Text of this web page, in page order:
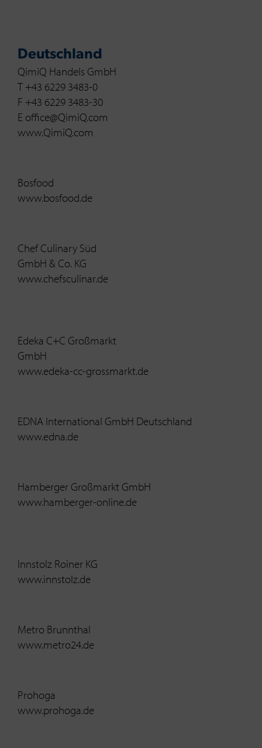
Deutschland
QimiQ Handels GmbH
T +43 6229 3483-0
F +43 6229 3483-30
E office@QimiQ.com
www.QimiQ.com
Bosfood
www.bosfood.de
Chef Culinary Süd
GmbH & Co. KG
www.chefsculinar.de
Edeka C+C Großmarkt
GmbH
www.edeka-cc-grossmarkt.de
EDNA International GmbH Deutschland
www.edna.de
Hamberger Großmarkt GmbH
www.hamberger-online.de
Innstolz Roiner KG
www.innstolz.de
Metro Brunnthal
www.metro24.de
Prohoga
www.prohoga.de